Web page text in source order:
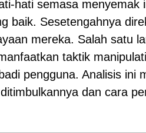
hati semasa menyemak
baik. Sesetengahnya
mereka. Salah satu
taktik
pengguna. Analisis ini
dan cara